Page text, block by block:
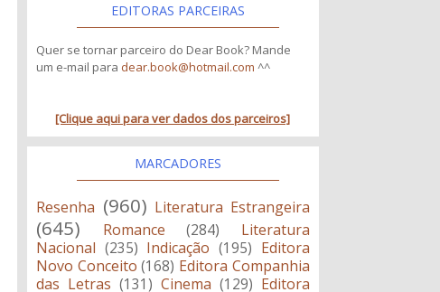
EDITORAS PARCEIRAS
Quer se tornar parceiro do Dear Book? Mande
um e-mail para dear.book@hotmail.com ^^
[Clique aqui para ver dados dos parceiros]
MARCADORES
Resenha (960) Literatura Estrangeira
(645) Romance (284)
Literatura
Nacional (235) Indicação (195) Editora
Novo Conceito (168) Editora Companhia
das Letras (131) Cinema (129) Editora